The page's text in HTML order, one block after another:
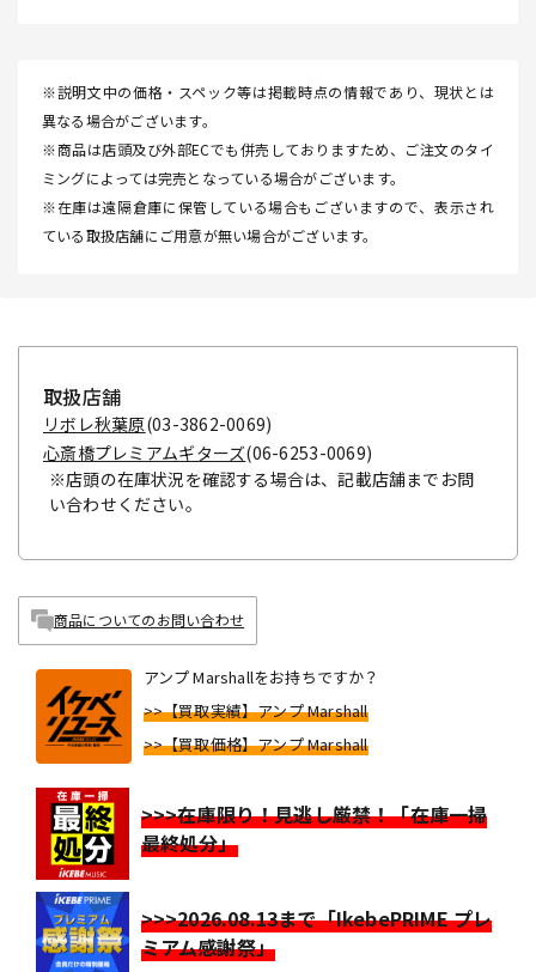
※説明文中の価格・スペック等は掲載時点の情報であり、現状とは
異なる場合がございます。
※商品は店頭及び外部ECでも併売しておりますため、ご注文のタイ
ミングによっては完売となっている場合がございます。
※在庫は遠隔倉庫に保管している場合もございますので、表示され
ている取扱店舗にご用意が無い場合がございます。
取扱店舗
リボレ秋葉原(03-3862-0069)
心斎橋プレミアムギターズ(06-6253-0069)
※店頭の在庫状況を確認する場合は、記載店舗までお問
い合わせください。
商品についてのお問い合わせ
アンプ Marshallをお持ちですか？
>>【買取実績】アンプ Marshall
>>【買取価格】アンプ Marshall
>>>在庫限り！見逃し厳禁！「在庫一掃
最終処分」
>>>2026.08.13まで「IkebePRIME プレ
ミアム感謝祭」